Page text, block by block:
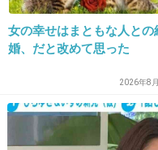
大悟のがまんめし
22. 匿名2018/12/28(金) 19:30:00
何でなん？8回で
女の幸せはまともな人との
婚、だと改めて思った
2026年8